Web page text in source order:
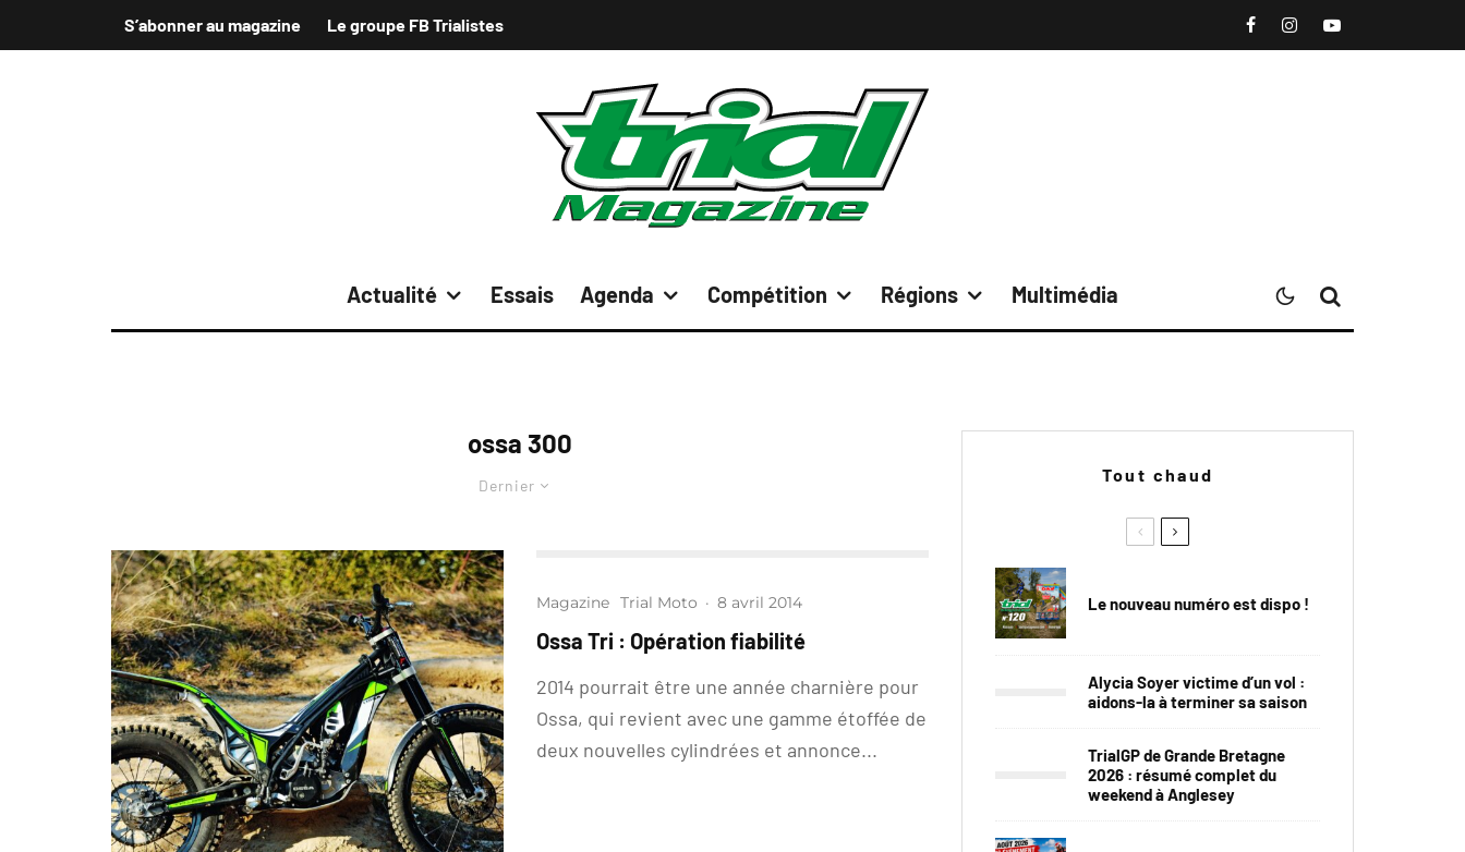
S’abonner au magazine Le groupe FB Trialistes
Actualité Essais Agenda Compétition Régions Multimédia
ossa 300
Dernier
Magazine Trial Moto · 8 avril 2014
Ossa Tri : Opération fiabilité
2014 pourrait être une année charnière pour
Ossa, qui revient avec une gamme étoffée de
deux nouvelles cylindrées et annonce...
Tout chaud
Le nouveau numéro est dispo !
Alycia Soyer victime d’un vol :
aidons-la à terminer sa saison
TrialGP de Grande Bretagne
2026 : résumé complet du
weekend à Anglesey